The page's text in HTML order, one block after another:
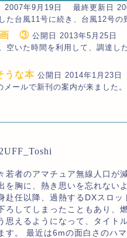
2007年9月19日 最終更新日
た台風11号に続き、台風12号
画 ③ 公開日 2013年5月25日
空いた時間を利用して、調達
うな本 公開日 2014年1月23
メールで新刊の案内が来ました
若者のアマチュア無線人口が
を胸に、熱き思いを忘れない
赴任以降、過熱するDXスロ
ろしてしまったこともあり、
思えるようになって、タイト
す。 最近は6mの面白さのハ